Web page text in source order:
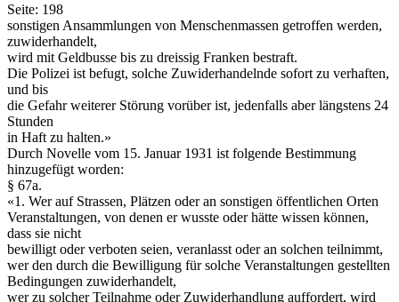
Seite: 198
sonstigen Ansammlungen von Menschenmassen getroffen werden,
zuwiderhandelt,
wird mit Geldbusse bis zu dreissig Franken bestraft.
Die Polizei ist befugt, solche Zuwiderhandelnde sofort zu verhaften,
und bis
die Gefahr weiterer Störung vorüber ist, jedenfalls aber längstens 24
Stunden
in Haft zu halten.»
Durch Novelle vom 15. Januar 1931 ist folgende Bestimmung
hinzugefügt worden:
§ 67a.
«1. Wer auf Strassen, Plätzen oder an sonstigen öffentlichen Orten
Veranstaltungen, von denen er wusste oder hätte wissen können,
dass sie nicht
bewilligt oder verboten seien, veranlasst oder an solchen teilnimmt,
wer den durch die Bewilligung für solche Veranstaltungen gestellten
Bedingungen zuwiderhandelt,
wer zu solcher Teilnahme oder Zuwiderhandlung auffordert, wird